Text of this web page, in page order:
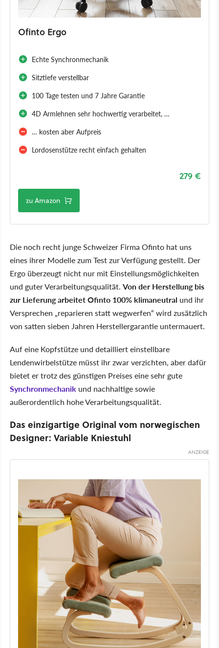
Ofinto Ergo
Echte Synchronmechanik
Sitztiefe verstellbar
100 Tage testen und 7 Jahre Garantie
4D Armlehnen sehr hochwertig verarbeitet, …
… kosten aber Aufpreis
Lordosenstütze recht einfach gehalten
279 €
zu Amazon
Die noch recht junge Schweizer Firma Ofinto hat uns
eines ihrer Modelle zum Test zur Verfügung gestellt. Der
Ergo überzeugt nicht nur mit Einstellungsmöglichkeiten
und guter Verarbeitungsqualität. Von der Herstellung bis
zur Lieferung arbeitet Ofinto 100% klimaneutral und ihr
Versprechen „reparieren statt wegwerfen“ wird zusätzlich
von satten sieben Jahren Herstellergarantie untermauert.
Auf eine Kopfstütze und detailliert einstellbare
Lendenwirbelstütze müsst ihr zwar verzichten, aber dafür
bietet er trotz des günstigen Preises eine sehr gute
Synchronmechanik und nachhaltige sowie
außerordentlich hohe Verarbeitungsqualität.
Das einzigartige Original vom norwegischen
Designer: Variable Kniestuhl